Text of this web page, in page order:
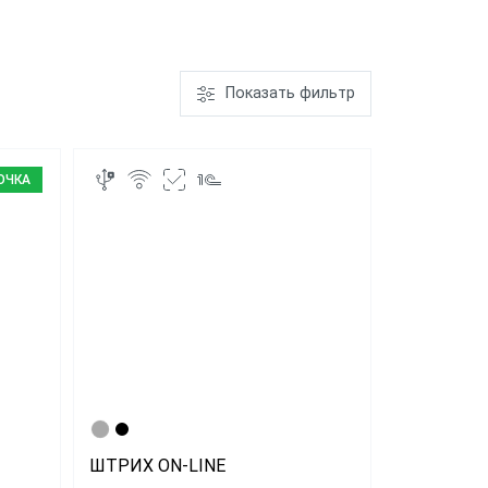
ШТРИХ-М-01Ф
Показать фильтр
ШТРИХ ON-LINE